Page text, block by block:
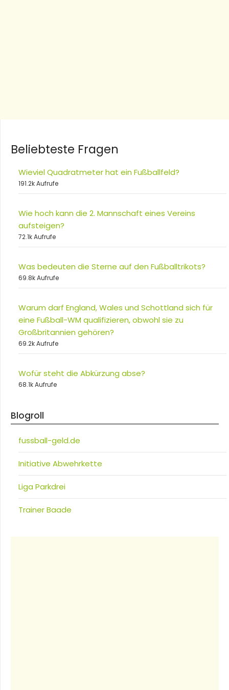
Beliebteste Fragen
Wieviel Quadratmeter hat ein Fußballfeld?
191.2k Aufrufe
Wie hoch kann die 2. Mannschaft eines Vereins
aufsteigen?
72.1k Aufrufe
Was bedeuten die Sterne auf den Fußballtrikots?
69.8k Aufrufe
Warum darf England, Wales und Schottland sich für
eine Fußball-WM qualifizieren, obwohl sie zu
Großbritannien gehören?
69.2k Aufrufe
Wofür steht die Abkürzung abse?
68.1k Aufrufe
Blogroll
fussball-geld.de
Initiative Abwehrkette
Liga Parkdrei
Trainer Baade